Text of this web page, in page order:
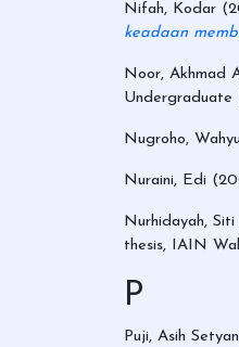
Nifah, Kodar
keadaan
Noor, Akhmad
Undergraduate
Nugroho, Wahyu
Nuraini, Edi
Nurhidayah, Siti
thesis, IAIN
P
Puji, Asih